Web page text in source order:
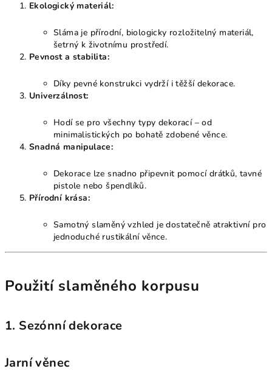
Ekologický materiál:
Sláma je přírodní, biologicky rozložitelný materiál,
šetrný k životnímu prostředí.
Pevnost a stabilita:
Díky pevné konstrukci vydrží i těžší dekorace.
Univerzálnost:
Hodí se pro všechny typy dekorací – od
minimalistických po bohatě zdobené věnce.
Snadná manipulace:
Dekorace lze snadno připevnit pomocí drátků, tavné
pistole nebo špendlíků.
Přírodní krása:
Samotný slaměný vzhled je dostatečně atraktivní pro
jednoduché rustikální věnce.
Použití slaměného korpusu
1. Sezónní dekorace
Jarní věnec